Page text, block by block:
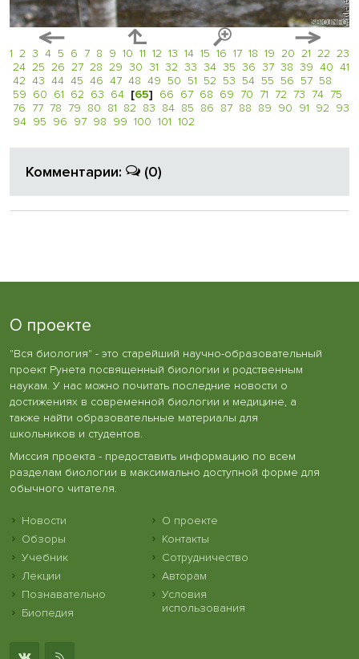
1 2 3 4 5 6 7 8 9 10 11 12 13 14 15 16 17 18 19 20 21 22 23
24 25 26 27 28 29 30 31 32 33 34 35 36 37 38 39 40 41
42 43 44 45 46 47 48 49 50 51 52 53 54 55 56 57 58
59 60 61 62 63 64 [65] 66 67 68 69 70 71 72 73 74 75
76 77 78 79 80 81 82 83 84 85 86 87 88 89 90 91 92 93
94 95 96 97 98 99 100 101 102
Комментарии: (0)
О проекте
"Вся биология" - это старейший научно-образовательный
проект Рунета посвященный биологии и родственным
наукам. У нас можно почитать последние новости о
достижениях в современной биологии и медицине, а
также найти образовательные материалы для
школьников и студентов.
Миссия проекта - предоставить информацию по всем
разделам биологии в максимально доступной форме для
обычного читателя.
Новости
Обзоры
Учебник
Лекции
Познавательно
Биопедия
О проекте
Контакты
Сотрудничество
Авторам
Условия
использования